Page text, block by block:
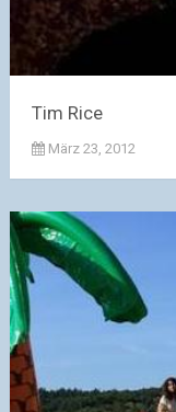
Tim Rice
März 23, 2012